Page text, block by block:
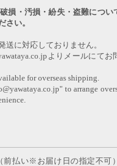
損・汚損・紛失・盗難につい
さい。
に対応しておりません。
よりメールにてお
for overseas shipping.
to arrange
前払い※お届け日の指定不可